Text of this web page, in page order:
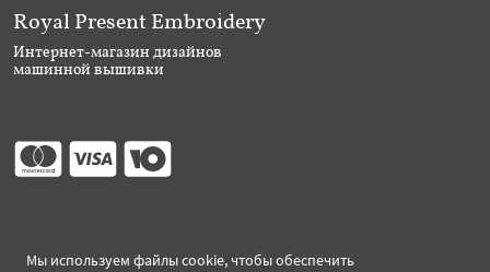
Мы используем файлы cookie, чтобы обеспечить
Royal Present Embroidery
Интернет-магазин дизайнов
машинной вышивки